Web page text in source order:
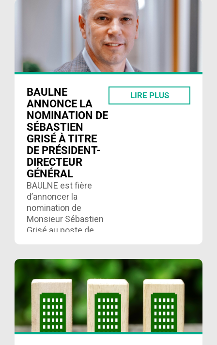
BAULNE
ANNONCE LA
NOMINATION DE
SÉBASTIEN
GRISÉ À TITRE
DE PRÉSIDENT-
DIRECTEUR
GÉNÉRAL
BAULNE est fière
d’annoncer la
nomination de
Monsieur Sébastien
Grisé au poste de
LIRE PLUS